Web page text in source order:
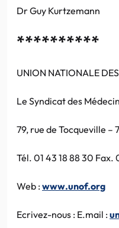
Dr Guy Kurtzemann
**********
UNION NATIONALE
Le Syndicat des
79, rue de Tocqueville –
Tél. 01 43 18 88 30 Fax.
Web :www.unof.org
Ecrivez-nous : E.mail :